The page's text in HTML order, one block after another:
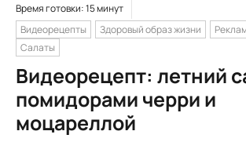
Время готовки: 15 минут
Видеорецепты
Здоровый образ жизни
Салаты
Видеорецепт: летний
помидорами черри и
моцареллой